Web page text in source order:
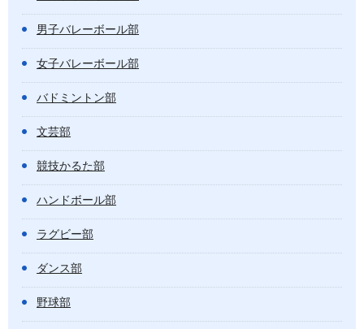
男子バレーボール部
女子バレーボール部
バドミントン部
文芸部
競技かるた部
ハンドボール部
ラグビー部
ダンス部
野球部